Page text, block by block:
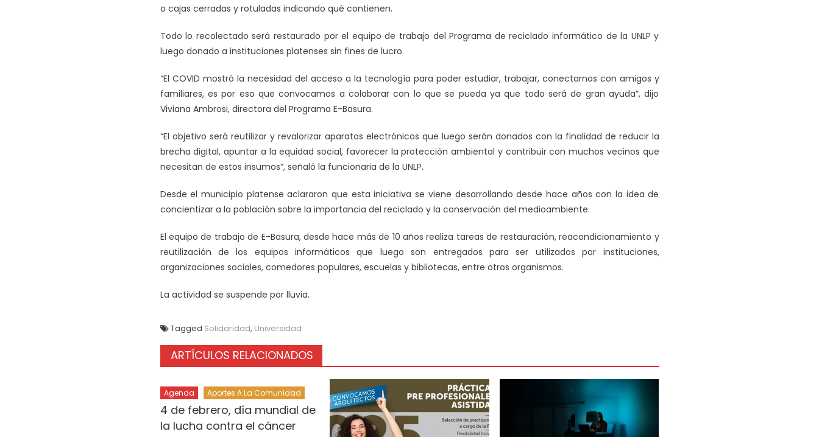
o cajas cerradas y rotuladas indicando qué contienen.
Todo lo recolectado será restaurado por el equipo de trabajo del Programa de reciclado informático de la UNLP y
luego donado a instituciones platenses sin fines de lucro.
“El COVID mostró la necesidad del acceso a la tecnología para poder estudiar, trabajar, conectarnos con amigos y
familiares, es por eso que convocamos a colaborar con lo que se pueda ya que todo será de gran ayuda”, dijo
Viviana Ambrosi, directora del Programa E-Basura.
“El objetivo será reutilizar y revalorizar aparatos electrónicos que luego serán donados con la finalidad de reducir la
brecha digital, apuntar a la equidad social, favorecer la protección ambiental y contribuir con muchos vecinos que
necesitan de estos insumos”, señaló la funcionaria de la UNLP.
Desde el municipio platense aclararon que esta iniciativa se viene desarrollando desde hace años con la idea de
concientizar a la población sobre la importancia del reciclado y la conservación del medioambiente.
El equipo de trabajo de E-Basura, desde hace más de 10 años realiza tareas de restauración, reacondicionamiento y
reutilización de los equipos informáticos que luego son entregados para ser utilizados por instituciones,
organizaciones sociales, comedores populares, escuelas y bibliotecas, entre otros organismos.
La actividad se suspende por lluvia.
Tagged Solidaridad, Universidad
ARTÍCULOS RELACIONADOS
Agenda Aportes A La Comunidad
4 de febrero, día mundial de
la lucha contra el cáncer